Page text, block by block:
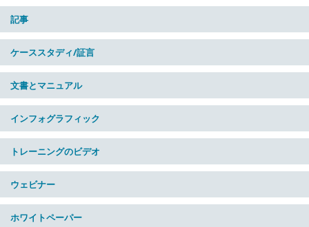
記事
ケーススタディ/証言
文書とマニュアル
インフォグラフィック
トレーニングのビデオ
ウェビナー
ホワイトペーパー